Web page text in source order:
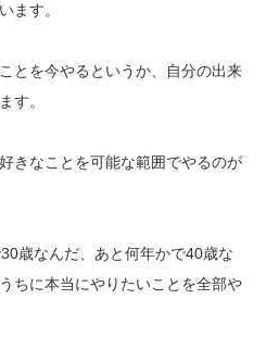
ます。
とを今やるというか、自分の出来
す。
きなことを可能な範囲でやるのが
30歳なんだ、あと何年かで40歳な
ちに本当にやりたいことを全部や